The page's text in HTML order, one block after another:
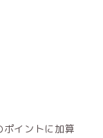
イントに加算